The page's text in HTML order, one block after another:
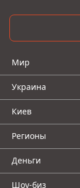
Мир
Украина
Киев
Регионы
Деньги
Шоу-биз